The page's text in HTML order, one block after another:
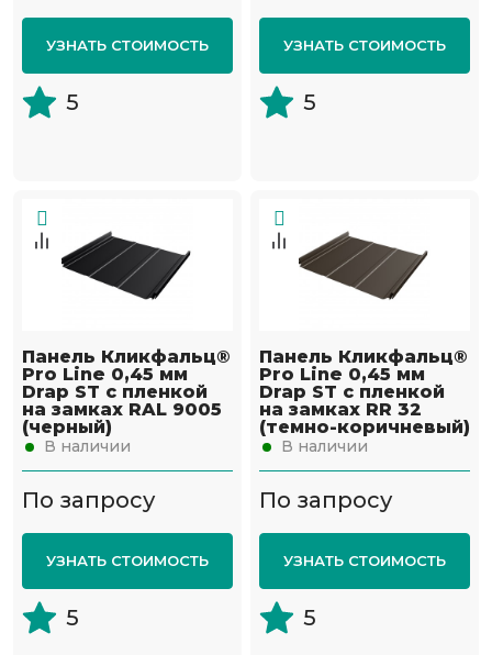
УЗНАТЬ СТОИМОСТЬ
5
УЗНАТЬ СТОИМОСТЬ
5
Панель Кликфальц®
Pro Line 0,45 мм
Drap ST с пленкой
на замках RAL 9005
(черный)
В наличии
По запросу
УЗНАТЬ СТОИМОСТЬ
5
Панель Кликфальц®
Pro Line 0,45 мм
Drap ST с пленкой
на замках RR 32
(темно-коричневый)
В наличии
По запросу
УЗНАТЬ СТОИМОСТЬ
5